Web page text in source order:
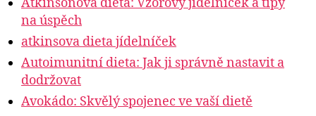
na úspěch
atkinsova dieta jídelníček
Autoimunitní dieta: Jak ji správně nastavit a
dodržovat
Avokádo: Skvělý spojenec ve vaší dietě